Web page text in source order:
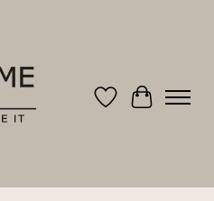
Verlanglijst